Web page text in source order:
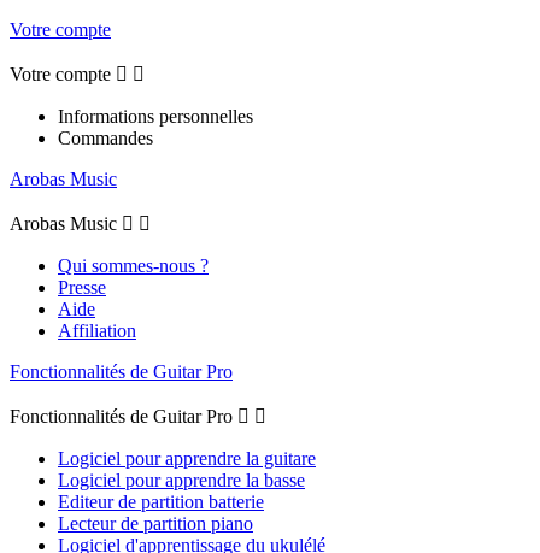
Votre compte
Votre compte  
Informations personnelles
Commandes
Arobas Music
Arobas Music  
Qui sommes-nous ?
Presse
Aide
Affiliation
Fonctionnalités de Guitar Pro
Fonctionnalités de Guitar Pro  
Logiciel pour apprendre la guitare
Logiciel pour apprendre la basse
Editeur de partition batterie
Lecteur de partition piano
Logiciel d'apprentissage du ukulélé